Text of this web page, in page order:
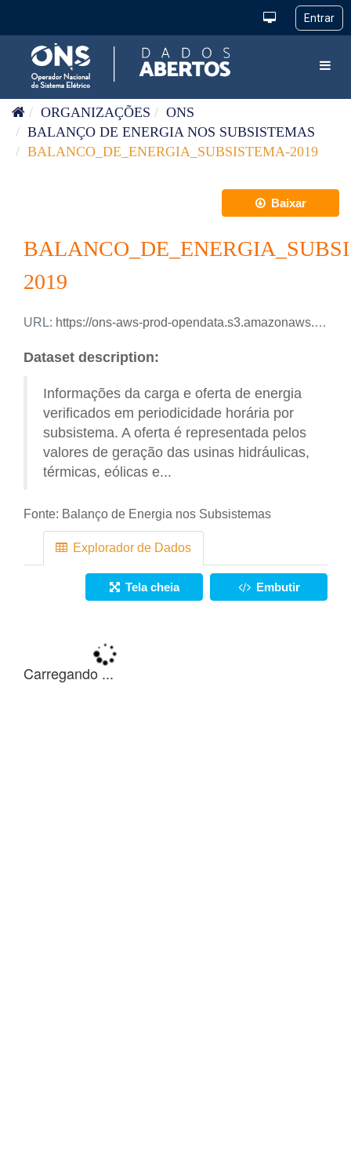
ORGANIZAÇÕES
ONS
BALANÇO DE ENERGIA NOS SUBSISTEMAS
BALANCO_DE_ENERGIA_SUBSISTEMA-2019
Baixar
2019
URL: https://ons-aws-prod-opendata.s3.amazonaws.com/dataset/balanco_energia_subsistema_ho/BALANCO_ENERGIA_SUBSISTEMA_2019.csv
Dataset description:
Informações da carga e oferta de energia
verificados em periodicidade horária por
subsistema. A oferta é representada pelos
valores de geração das usinas hidráulicas,
térmicas, eólicas e...
Fonte: Balanço de Energia nos Subsistemas
Explorador de Dados
Tela cheia Embutir